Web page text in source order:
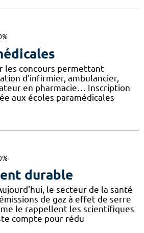
les concours permettant
d'infirmier, ambulancier,
en pharmacie… Inscription
aux écoles paramédicales
durable
le secteur de la santé
de gaz à effet de serre
le rappellent les scientifiques
compte pour rédu